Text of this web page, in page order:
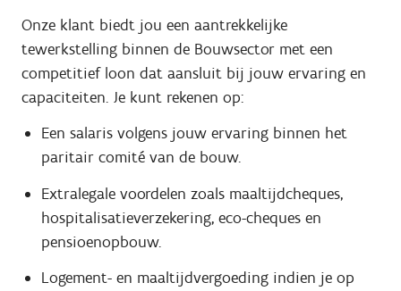
Onze klant biedt jou een aantrekkelijke
tewerkstelling binnen de Bouwsector met een
competitief loon dat aansluit bij jouw ervaring en
capaciteiten. Je kunt rekenen op:
Een salaris volgens jouw ervaring binnen het
paritair comité van de bouw.
Extralegale voordelen zoals maaltijdcheques,
hospitalisatieverzekering, eco-cheques en
pensioenopbouw.
Logement- en maaltijdvergoeding indien je op